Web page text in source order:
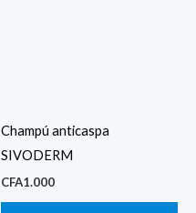
Champú anticaspa
SIVODERM
CFA1.000